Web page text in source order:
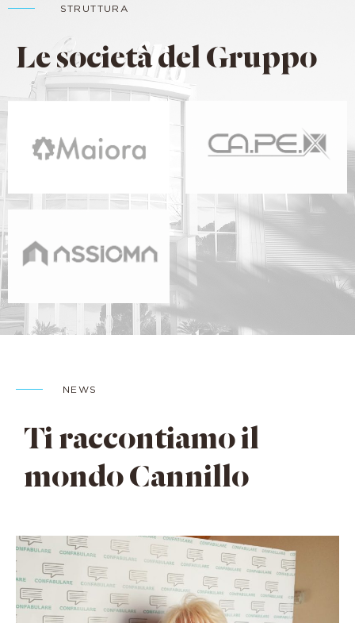
STRUTTURA
Le società del Gruppo
NEWS
Ti raccontiamo il
mondo Cannillo